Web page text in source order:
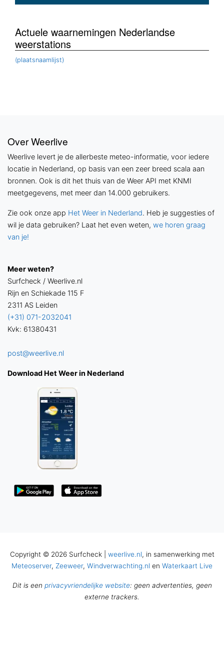
Actuele waarnemingen Nederlandse
weerstations
(plaatsnaamlijst)
Over Weerlive
Weerlive levert je de allerbeste meteo-informatie, voor iedere
locatie in Nederland, op basis van een zeer breed scala aan
bronnen. Ook is dit het thuis van de Weer API met KNMI
meetgegevens, met meer dan 14.000 gebruikers.
Zie ook onze app Het Weer in Nederland. Heb je suggesties of
wil je data gebruiken? Laat het even weten, we horen graag
van je!
Meer weten?
Surfcheck / Weerlive.nl
Rijn en Schiekade 115 F
2311 AS Leiden
(+31) 071-2032041
Kvk: 61380431
post@weerlive.nl
Download Het Weer in Nederland
Copyright © 2026 Surfcheck | weerlive.nl, in samenwerking met
Meteoserver, Zeeweer, Windverwachting.nl en Waterkaart Live
Dit is een privacyvriendelijke website: geen advertenties, geen
externe trackers.